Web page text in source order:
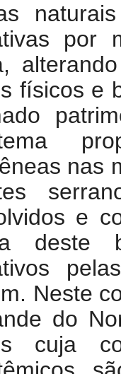
por
físicos e
nas
e
deste
Neste
do
cuja